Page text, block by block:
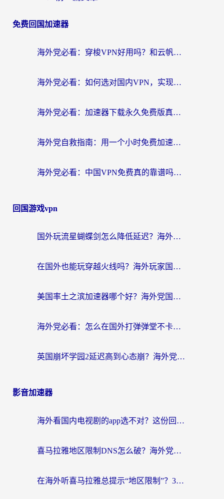
免费回国加速器
海外党必看：穿梭VPN好用吗？和云帆VPN对比哪个回国效果更好？附真实测评+避坑指南
海外党必看：如何选对国内VPN，实现无缝访问国内资源？
海外党必看：加速器下载永久免费版真的存在吗？教你无缝访问国内资源的正确姿势
海外党自救指南：用一个小时免费加速器，轻松打破国内资源访问壁垒？
海外党必看：中国VPN免费真的靠谱吗？手把手教你选对回国加速器
回国游戏vpn
国外玩流星蝴蝶剑怎么降低延迟？海外党必看的加速秘籍（含欧洲鸣潮&彩虹岛优化攻略）
在国外也能玩穿越火线吗？海外玩家国服游戏畅玩终极指南
美国率土之滨加速器哪个好？海外党国服游戏畅玩终极指南（附多游戏解决方案）
海外党必看：怎么在国外打弹弹堂不卡？番茄加速器亲测指南
英国崩坏学园2延迟高到心态崩？海外党国服游戏加速终极指南
影音加速器
海外看国内电视剧的app选不对？这份回国加速器避坑指南帮你流畅追剧
喜马拉雅地区限制DNS怎么破？海外党听国内音乐听书的终极解决方案
在海外听喜马拉雅总提示“地区限制”？3步轻松解除+听国内音乐全攻略